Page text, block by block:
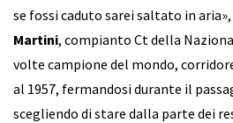
se fossi caduto sarei saltato in
Martini, compianto Ct della
volte campione del mondo,
al 1957, fermandosi durante il
scegliendo di stare dalla parte dei